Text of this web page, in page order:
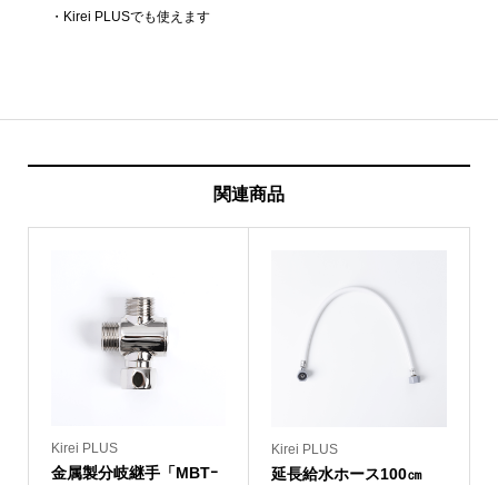
ラ
個
・Kirei PLUSでも使えます
関連商品
Kirei PLUS
金属製分岐継手「MBTｰ
Kirei PLUS
延長給水ホース100㎝